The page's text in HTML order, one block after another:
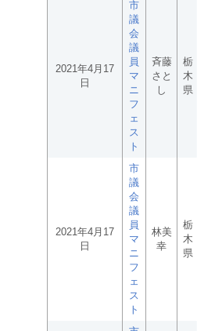
2021年4月17
日
市
議
会
議
員
マ
ニ
フ
ェ
ス
ト
斉藤
さと
し
栃
木
県
2021年4月17
日
市
議
会
議
員
マ
ニ
フ
ェ
ス
ト
林美
幸
栃
木
県